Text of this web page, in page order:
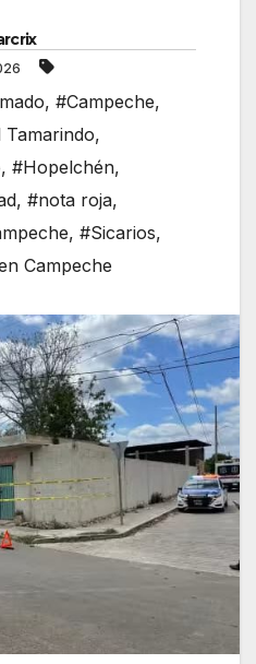
, #Campeche,
,
, #Hopelchén,
, #nota roja,
, #Sicarios,
Campeche